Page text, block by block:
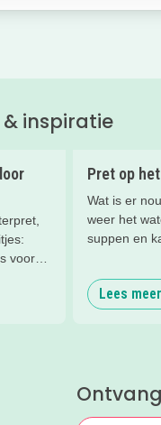
& inspiratie
voor
Pret op
Wat is er
weer het
suppen en
je de
water.Lees meer